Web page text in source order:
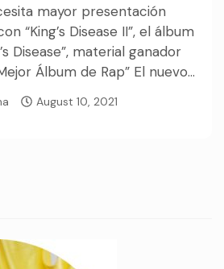
mayor presentación
“King’s Disease II”, el álbum
Disease”, material ganador
Álbum de Rap” El nuevo...
August 10, 2021